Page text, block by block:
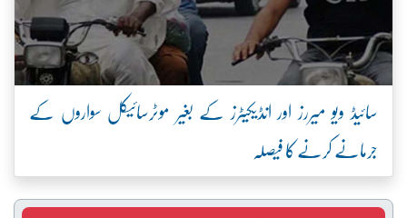
سائیڈ ویو میررز اور انڈیکیٹرز کے بغیر موٹرسائیکل سواروں کے
جرمانے کرنے کا فیصلہ